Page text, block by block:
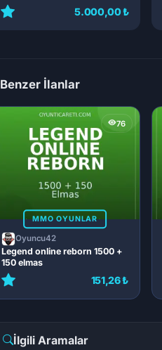
5.000,00 ₺
Benzer İlanlar
76
MMO OYUNLAR
Oyuncu42
Legend online reborn 1500 +
150 elmas
151,26 ₺
İlgili Aramalar